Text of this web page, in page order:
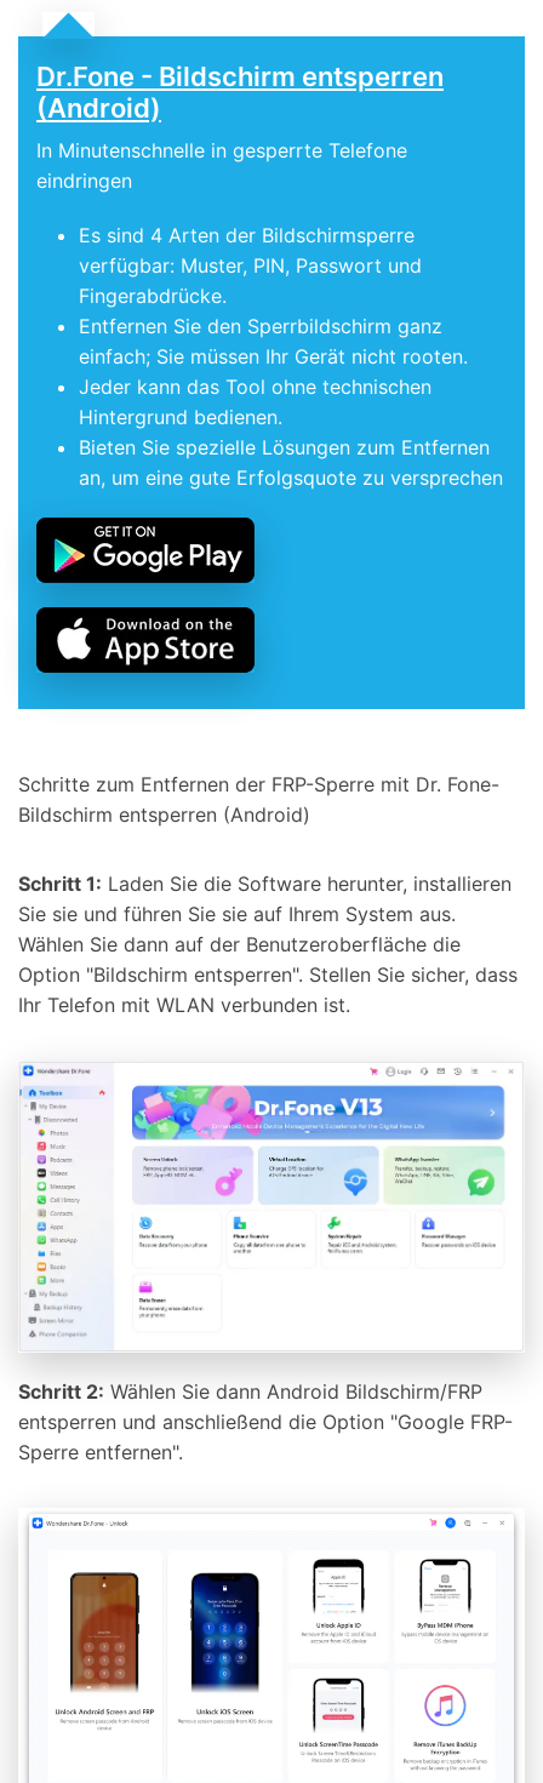
Dr.Fone - Bildschirm entsperren
(Android)
In Minutenschnelle in gesperrte Telefone
eindringen
Es sind 4 Arten der Bildschirmsperre
verfügbar: Muster, PIN, Passwort und
Fingerabdrücke.
Entfernen Sie den Sperrbildschirm ganz
einfach; Sie müssen Ihr Gerät nicht rooten.
Jeder kann das Tool ohne technischen
Hintergrund bedienen.
Bieten Sie spezielle Lösungen zum Entfernen
an, um eine gute Erfolgsquote zu versprechen
Schritte zum Entfernen der FRP-Sperre mit Dr. Fone-
Bildschirm entsperren (Android)
Schritt 1: Laden Sie die Software herunter, installieren
Sie sie und führen Sie sie auf Ihrem System aus.
Wählen Sie dann auf der Benutzeroberfläche die
Option "Bildschirm entsperren". Stellen Sie sicher, dass
Ihr Telefon mit WLAN verbunden ist.
Schritt 2: Wählen Sie dann Android Bildschirm/FRP
entsperren und anschließend die Option "Google FRP-
Sperre entfernen".